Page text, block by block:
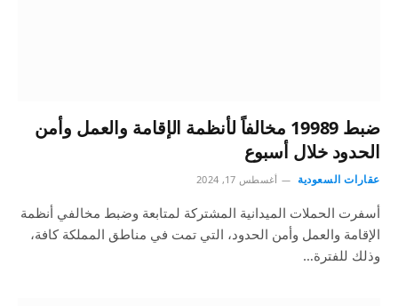
ضبط 19989 مخالفاً لأنظمة الإقامة والعمل وأمن
الحدود خلال أسبوع
عقارات السعودية أغسطس 17, 2024
أسفرت الحملات الميدانية المشتركة لمتابعة وضبط مخالفي أنظمة
الإقامة والعمل وأمن الحدود، التي تمت في مناطق المملكة كافة،
وذلك للفترة…